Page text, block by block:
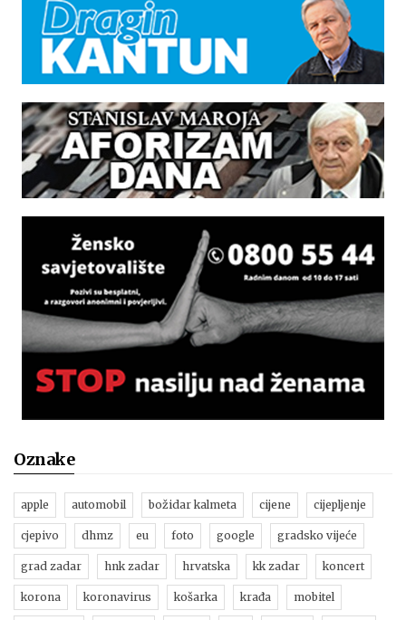
Oznake
apple automobil božidar kalmeta cijene cijepljenje
cjepivo dhmz eu foto google gradsko vijeće
grad zadar hnk zadar hrvatska kk zadar koncert
korona koronavirus košarka krađa mobitel